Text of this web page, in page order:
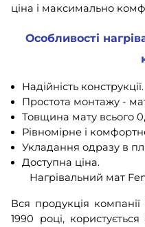
ціна і максимально
Особливості
Надійність конструкції.
Простота монтажу -
Товщина мату всього
Рівномірне і
Укладання одразу в
Доступна ціна.
Нагрівальний мат
Вся продукція
1990 році,